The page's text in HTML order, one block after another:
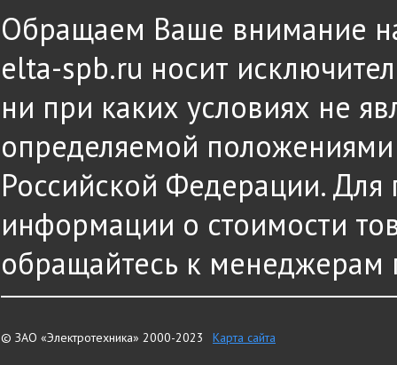
Обращаем Ваше внимание
elta-spb.ru носит
ни при каких условиях не
определяемой положениями
Российской Федерации.
информации о стоимости
обращайтесь к
© ЗАО «Электротехника» 2000-2023 Карта сайта